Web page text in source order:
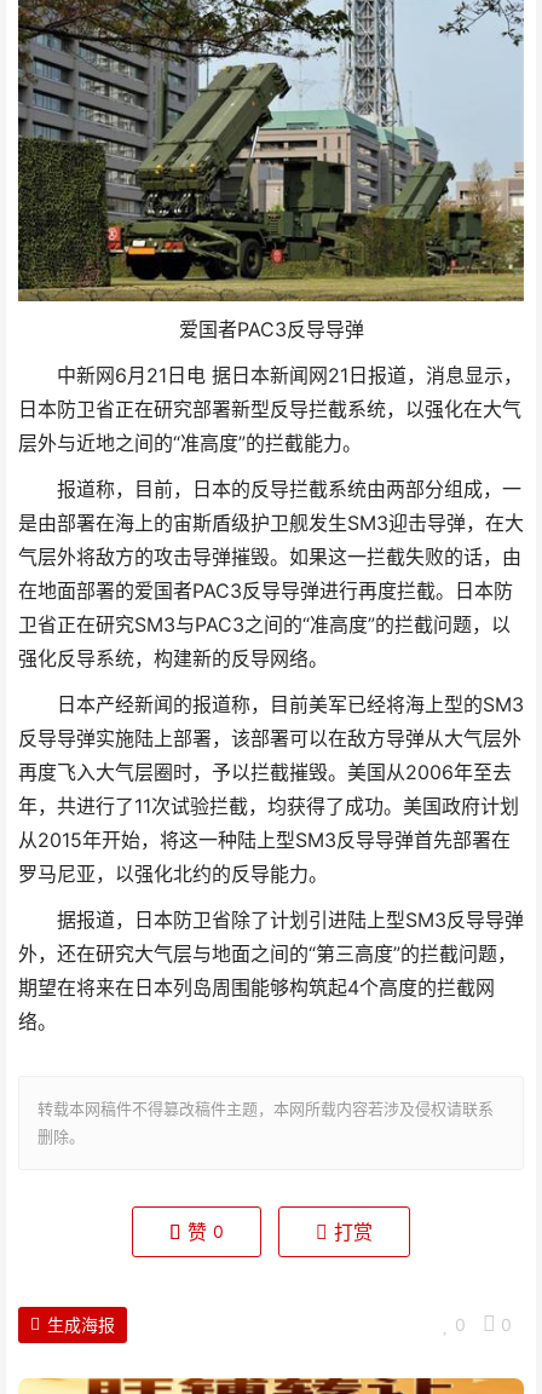
爱国者PAC3反导导弹
中新网6月21日电 据日本新闻网21日报道，消息显示，
日本防卫省正在研究部署新型反导拦截系统，以强化在大气
层外与近地之间的“准高度”的拦截能力。
报道称，目前，日本的反导拦截系统由两部分组成，一
是由部署在海上的宙斯盾级护卫舰发生SM3迎击导弹，在大
气层外将敌方的攻击导弹摧毁。如果这一拦截失败的话，由
在地面部署的爱国者PAC3反导导弹进行再度拦截。日本防
卫省正在研究SM3与PAC3之间的“准高度”的拦截问题，以
强化反导系统，构建新的反导网络。
日本产经新闻的报道称，目前美军已经将海上型的SM3
反导导弹实施陆上部署，该部署可以在敌方导弹从大气层外
再度飞入大气层圈时，予以拦截摧毁。美国从2006年至去
年，共进行了11次试验拦截，均获得了成功。美国政府计划
从2015年开始，将这一种陆上型SM3反导导弹首先部署在
罗马尼亚，以强化北约的反导能力。
据报道，日本防卫省除了计划引进陆上型SM3反导导弹
外，还在研究大气层与地面之间的“第三高度”的拦截问题，
期望在将来在日本列岛周围能够构筑起4个高度的拦截网
络。
转载本网稿件不得篡改稿件主题，本网所载内容若涉及侵权请联系
删除。
赞 0 打赏
0 0
生成海报